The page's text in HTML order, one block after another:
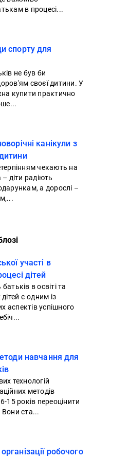
в процесі...
спорту для
не був би
своєї дитини. У
купити практично
канікули з
чекають на
– діти радіють
а дорослі –
участі в
дітей
в освіті та
є одним із
аспектів успішного
навчання для
технологій
методів
15 років переоцінити
ста...
робочого